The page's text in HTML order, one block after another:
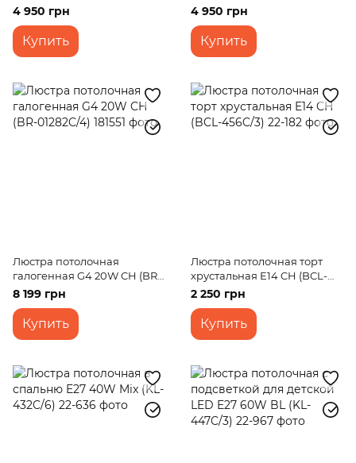
448C/4)
4 950 грн
Купить
449C/4)
4 950 грн
Купить
Люстра потолочная
галогенная G4 20W CH (BR-
01282C/4)
8 199 грн
Купить
Люстра потолочная торт
хрустальная E14 CH (BCL-
456C/3)
2 250 грн
Купить